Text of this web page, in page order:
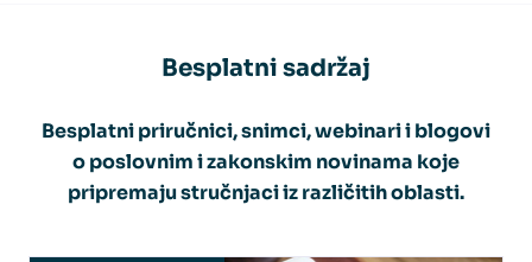
Besplatni sadržaj
Besplatni priručnici, snimci, webinari i blogovi
o poslovnim i zakonskim novinama koje
pripremaju stručnjaci iz različitih oblasti.